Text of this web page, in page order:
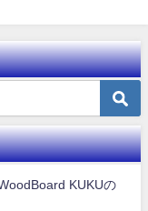
KUKUの